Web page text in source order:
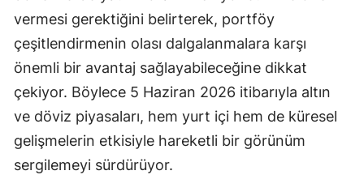
vermesi gerektiğini belirterek, portföy
çeşitlendirmenin olası dalgalanmalara karşı
önemli bir avantaj sağlayabileceğine dikkat
çekiyor. Böylece 5 Haziran 2026 itibarıyla altın
ve döviz piyasaları, hem yurt içi hem de küresel
gelişmelerin etkisiyle hareketli bir görünüm
sergilemeyi sürdürüyor.